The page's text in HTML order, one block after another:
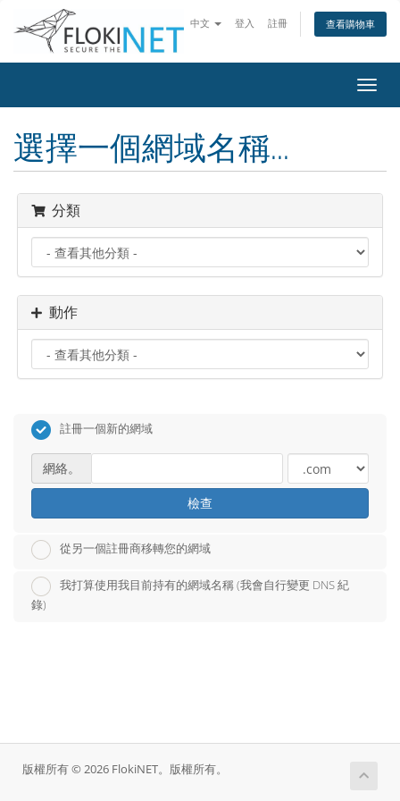
中文 登入 註冊 查看購物車
切
換
選擇一個網域名稱...
分類
動作
註冊一個新的網域
網絡。
檢查
從另一個註冊商移轉您的網域
我打算使用我目前持有的網域名稱 (我會自行變更 DNS 紀
錄)
版權所有 © 2026 FlokiNET。版權所有。